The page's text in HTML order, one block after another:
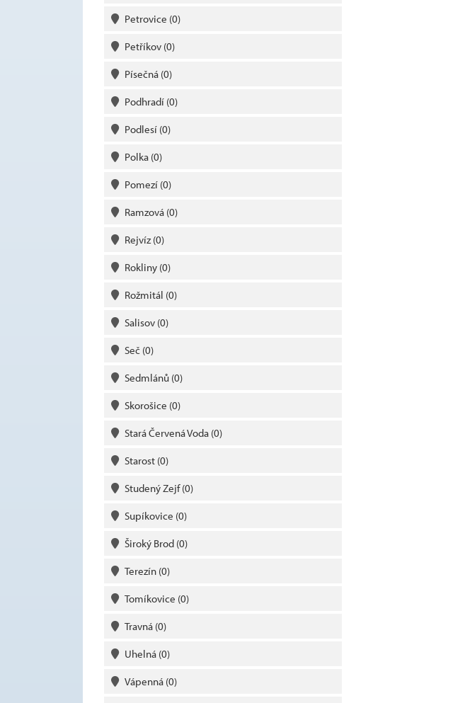
Petrovice (0)
Petříkov (0)
Písečná (0)
Podhradí (0)
Podlesí (0)
Polka (0)
Pomezí (0)
Ramzová (0)
Rejvíz(0)
Rokliny (0)
Rožmitál (0)
Salisov (0)
Seč (0)
Sedmlánů (0)
Skorošice (0)
Stará Červená Voda (0)
Starost (0)
Studený Zejf(0)
Supíkovice (0)
Široký Brod (0)
Terezín (0)
Tomíkovice (0)
Travná (0)
Uhelná (0)
Vápenná (0)